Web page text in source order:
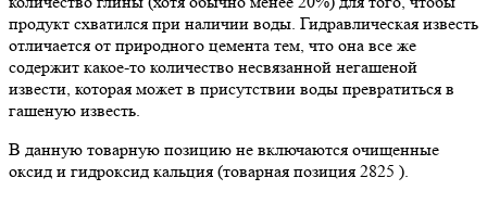
продукт схватился при наличии воды. Гидравлическая известь
отличается от природного цемента тем, что она все же
содержит какое-то количество несвязанной негашеной
извести, которая может в присутствии воды превратиться в
гашеную известь.
В данную товарную позицию не включаются очищенные
оксид и гидроксид кальция (товарная позиция 2825 ).